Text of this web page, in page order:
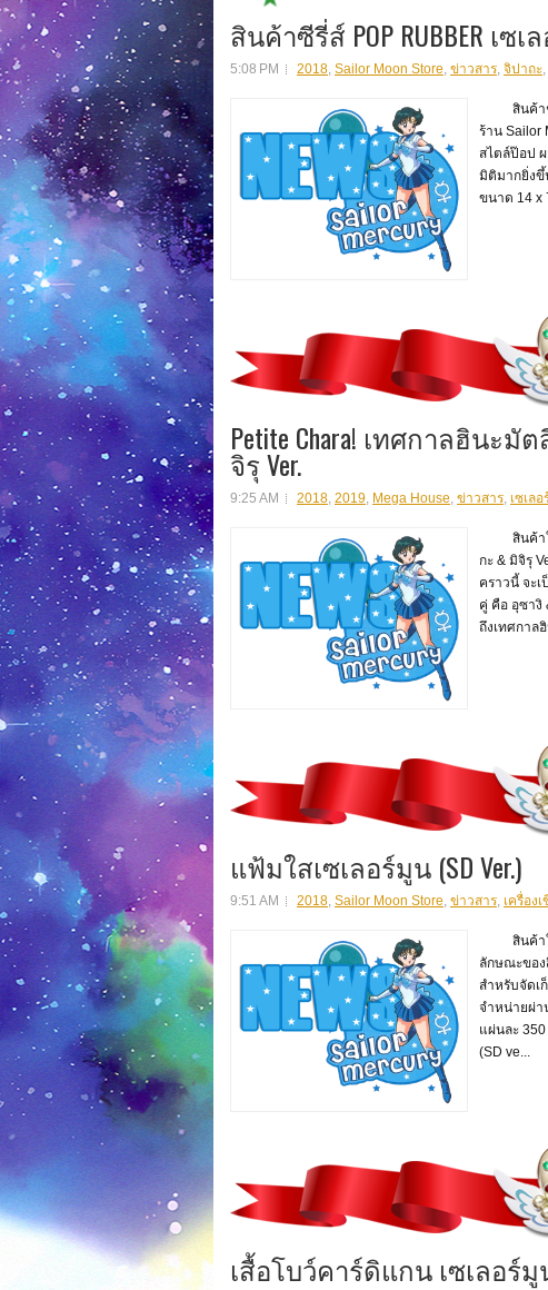
สินค้าซีรี่ส์ POP RUBBER เซ
5:08 PM 2018, Sailor Moon Store, ข่าวสาร, จิปาถะ,
สินค้าชุดใ
ร้าน Sailor
สไตล์ป๊อป
มิติมากยิ่ง
ขนาด 14 x
Petite Chara! เทศกาลฮินะมั
จิรุ Ver.
9:25 AM 2018, 2019, Mega House, ข่าวสาร, เซเล
สินค้าใหม่
กะ & มิจิรุ
คราวนี้ จะ
คู่ คือ อุซางิ
ถึงเทศกา
แฟ้มใสเซเลอร์มูน (SD Ver.)
9:51 AM 2018, Sailor Moon Store, ข่าวสาร, เครื่อง
สินค้าให
ลักษณะของ
สำหรับจัด
จำหน่ายผ่า
แผ่นละ
(SD ve...
เสื้อโบว์คาร์ดิแกน เซเลอร์